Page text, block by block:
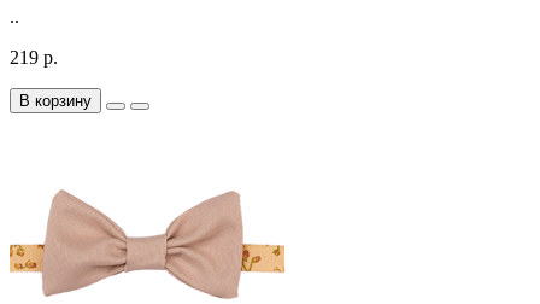
..
219 р.
В корзину